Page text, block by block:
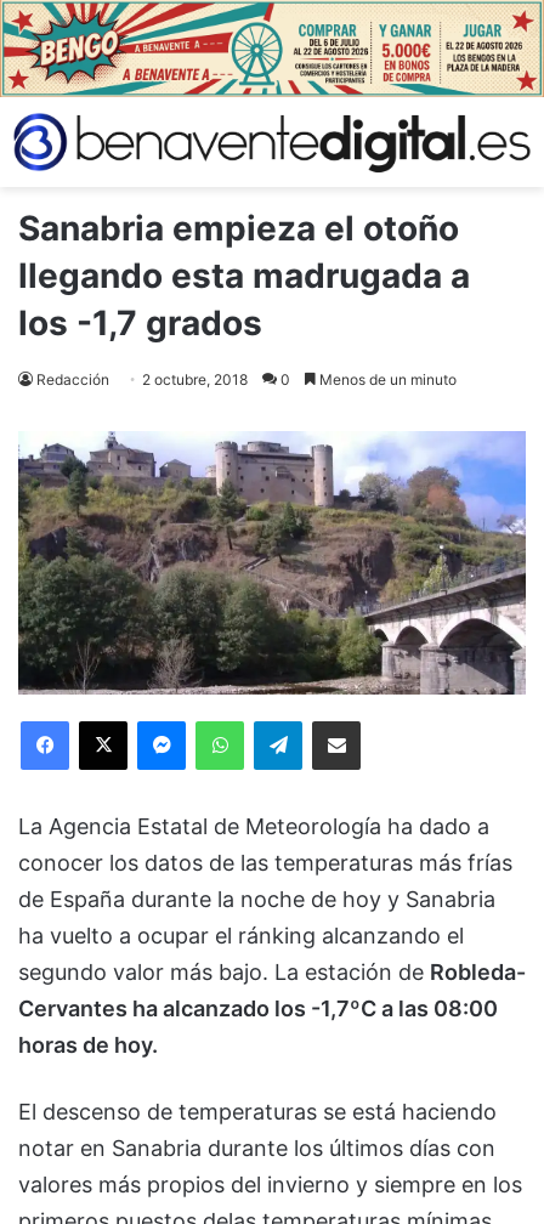
Sanabria empieza el otoño
llegando esta madrugada a
los -1,7 grados
Redacción 2 octubre, 2018 0 Menos de un minuto
Telegram
La Agencia Estatal de Meteorología ha dado a
conocer los datos de las temperaturas más frías
de España durante la noche de hoy y Sanabria
ha vuelto a ocupar el ránking alcanzando el
segundo valor más bajo. La estación de Robleda-
Cervantes ha alcanzado los -1,7ºC a las 08:00
horas de hoy.
El descenso de temperaturas se está haciendo
notar en Sanabria durante los últimos días con
valores más propios del invierno y siempre en los